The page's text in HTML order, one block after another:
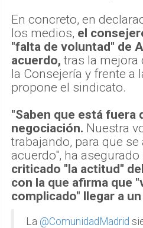
En concreto, en
los medios, el
"falta de voluntad" de
acuerdo, tras la mejora
la Consejería y frente a
propone el sindicato.
"Saben que está fuera
negociación. Nuestra
trabajando, para que se
acuerdo", ha
criticado "la actitud"
con la que afirma que
complicado" llegar a
La @ComunidadMadrid